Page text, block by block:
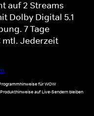
auf 2 Streams
Dolby Digital 5.1
7 Tage
mtl. Jederzeit
für WOW
auf Live-Sendern bleiben